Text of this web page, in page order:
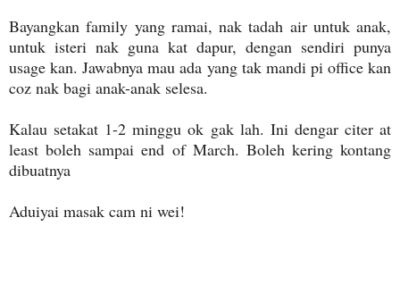
Bayangkan family yang ramai, nak tadah air untuk anak,
untuk isteri nak guna kat dapur, dengan sendiri punya
usage kan. Jawabnya mau ada yang tak mandi pi office kan
coz nak bagi anak-anak selesa.
Kalau setakat 1-2 minggu ok gak lah. Ini dengar citer at
least boleh sampai end of March. Boleh kering kontang
dibuatnya
Aduiyai masak cam ni wei!